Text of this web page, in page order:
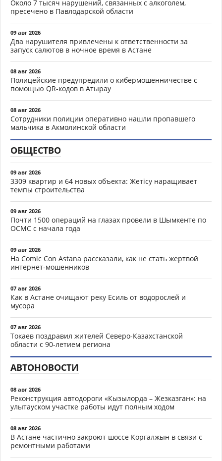
Около 7 тысяч нарушений, связанных с алкоголем,
пресечено в Павлодарской области
09 авг 2026
Два нарушителя привлечены к ответственности за
запуск салютов в ночное время в Астане
08 авг 2026
Полицейские предупредили о кибермошенничестве с
помощью QR-кодов в Атырау
08 авг 2026
Сотрудники полиции оперативно нашли пропавшего
мальчика в Акмолинской области
ОБЩЕСТВО
09 авг 2026
3309 квартир и 64 новых объекта: Жетісу наращивает
темпы строительства
09 авг 2026
Почти 1500 операций на глазах провели в Шымкенте по
ОСМС с начала года
09 авг 2026
На Comic Con Astana рассказали, как не стать жертвой
интернет-мошенников
07 авг 2026
Как в Астане очищают реку Есиль от водорослей и
мусора
07 авг 2026
Токаев поздравил жителей Северо-Казахстанской
области с 90-летием региона
АВТОНОВОСТИ
08 авг 2026
Реконструкция автодороги «Кызылорда – Жезказган»: на
улытауском участке работы идут полным ходом
08 авг 2026
В Астане частично закроют шоссе Коргалжын в связи с
ремонтными работами